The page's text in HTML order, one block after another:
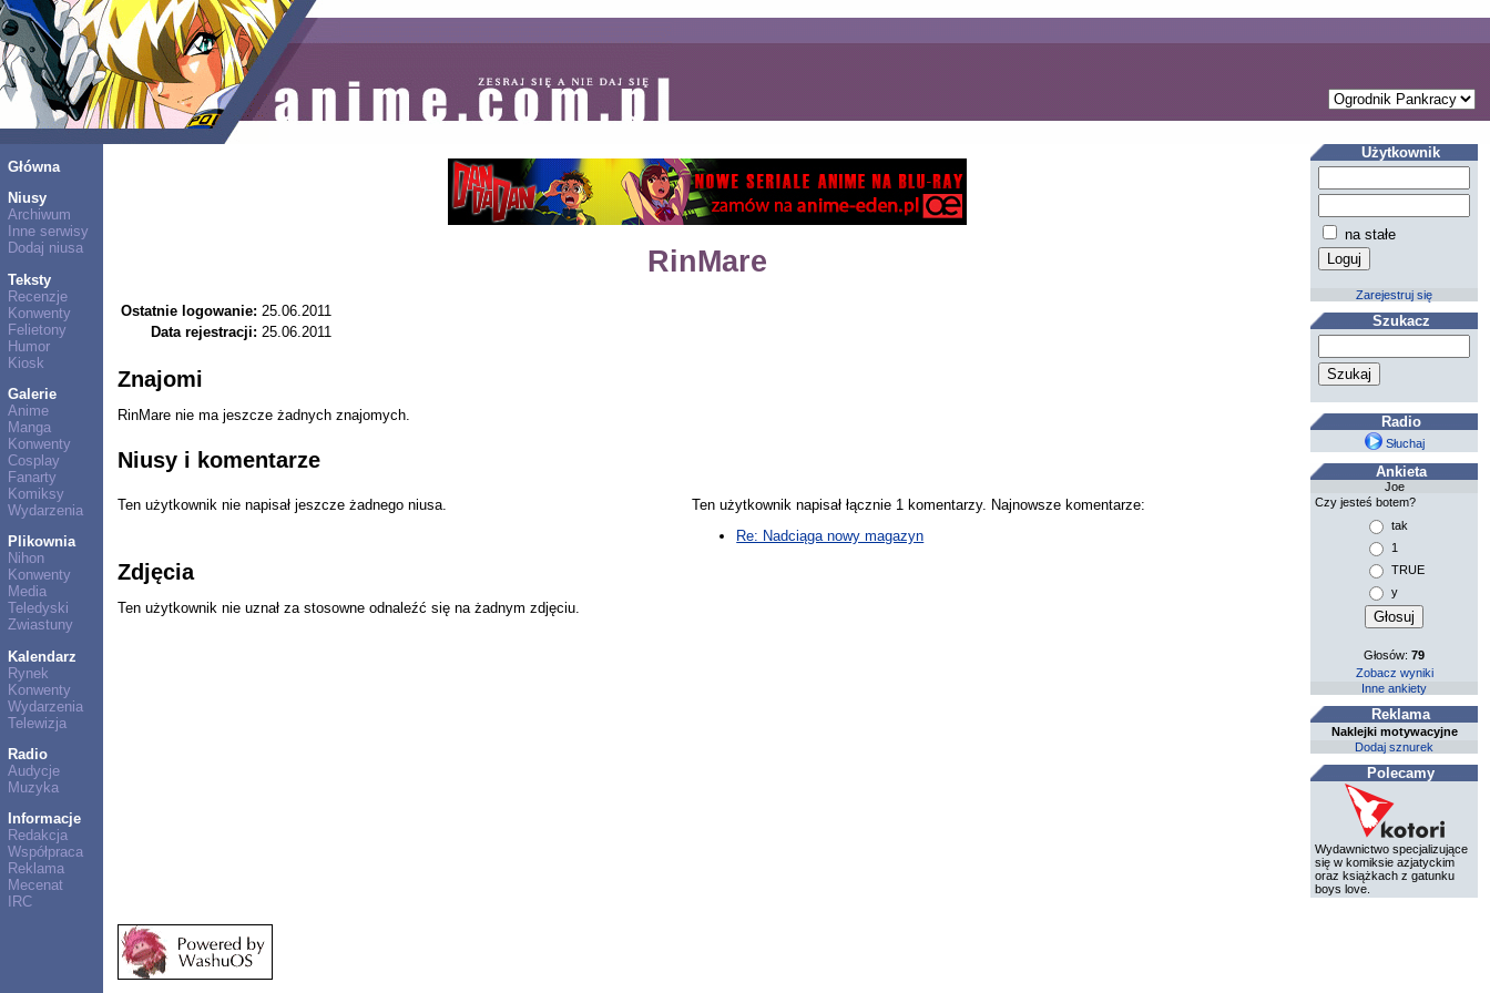
Główna
Niusy
Archiwum
Inne serwisy
Dodaj niusa
Teksty
Recenzje
Konwenty
Felietony
Humor
Kiosk
Galerie
Anime
Manga
Konwenty
Cosplay
Fanarty
Komiksy
Wydarzenia
Plikownia
Nihon
Konwenty
Media
Teledyski
Zwiastuny
Kalendarz
Rynek
Konwenty
Wydarzenia
Telewizja
Radio
Audycje
Muzyka
Informacje
Redakcja
Współpraca
Reklama
Mecenat
IRC
RinMare
Ostatnie logowanie: 25.06.2011
Data rejestracji: 25.06.2011
Znajomi
RinMare nie ma jeszcze żadnych znajomych.
Niusy i komentarze
Ten użytkownik nie napisał jeszcze żadnego niusa.
Ten użytkownik napisał łącznie 1 komentarzy. Najnowsze komentarze:
Re: Nadciąga nowy magazyn
Zdjęcia
Ten użytkownik nie uznał za stosowne odnaleźć się na żadnym zdjęciu.
Użytkownik
na stałe
Zarejestruj się
Szukacz
Radio
Słuchaj
Ankieta
Joe
Czy jesteś botem?
tak
1
TRUE
y
Głosów:79
Zobacz wyniki
Inne ankiety
Reklama
Naklejki motywacyjne
Dodaj sznurek
Polecamy
Wydawnictwo specjalizujące
się w komiksie azjatyckim
oraz książkach z gatunku
boys love.